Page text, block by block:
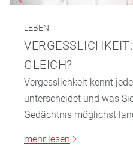
LEBEN
GLEICH?
Vergesslichkeit kennt
unterscheidet und was
Gedächtnis möglichst
mehr lesen